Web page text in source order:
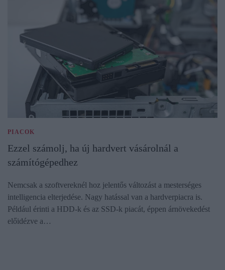
PIACOK
Ezzel számolj, ha új hardvert vásárolnál a
számítógépedhez
Nemcsak a szoftvereknél hoz jelentős változást a mesterséges
intelligencia elterjedése. Nagy hatással van a hardverpiacra is.
Például érinti a HDD-k és az SSD-k piacát, éppen árnövekedést
előidézve a…